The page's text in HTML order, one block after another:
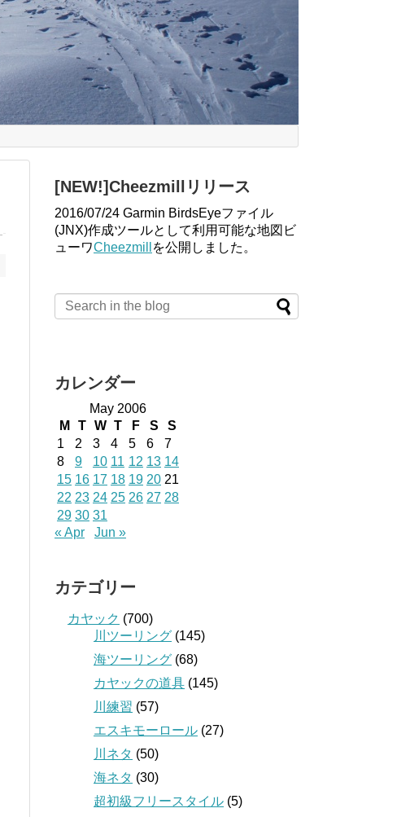
[NEW!]Cheezmillリリース
2016/07/24 Garmin BirdsEyeファイル
(JNX)作成ツールとして利用可能な地図ビ
ューワCheezmill を公開しました。
カレンダー
May 2006
M
T W T F S
S
1
2 3 4 5 6
7
8
9 10 11 12 13 14
15 16 17 18 19 20 21
22 23 24 25 26 27 28
29 30 31
« Apr
Jun »
カテゴリー
カヤック (700)
川ツーリング (145)
海ツーリング (68)
カヤックの道具 (145)
川練習 (57)
エスキモーロール (27)
川ネタ (50)
海ネタ (30)
超初級フリースタイル (5)